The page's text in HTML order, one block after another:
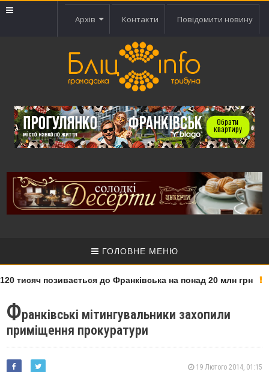
Архів Контакти Повідомити новину
ГОЛОВНЕ МЕНЮ
тисяч позивається до Франківська на понад 20 млн грн
Франківські мітингувальники захопили
приміщення прокуратури
19 Лютого 2014, 01:15